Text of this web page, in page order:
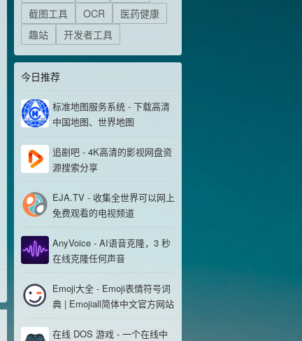
截图工具
OCR
医药健康
趣站
开发者工具
今日推荐
标准地图服务系统 - 下载高清
中国地图、世界地图
追剧吧 - 4K高清的影视网盘资
源搜索分享
EJA.TV - 收集全世界可以网上
免费观看的电视频道
AnyVoice - AI语音克隆，3 秒
在线克隆任何声音
Emoji大全 - Emoji表情符号词
典 | Emojiall简体中文官方网站
在线 DOS 游戏 - 一个在线中